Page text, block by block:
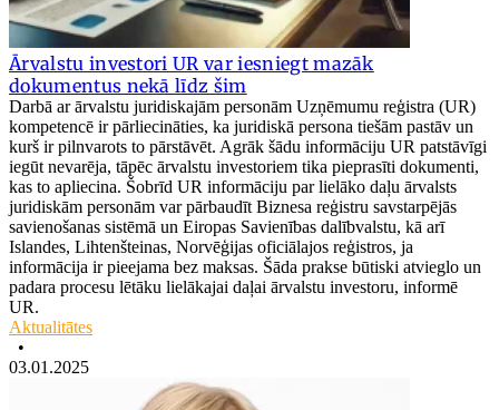
Ārvalstu investori UR var iesniegt mazāk
dokumentus nekā līdz šim
Darbā ar ārvalstu juridiskajām personām Uzņēmumu reģistra (UR)
kompetencē ir pārliecināties, ka juridiskā persona tiešām pastāv un
kurš ir pilnvarots to pārstāvēt. Agrāk šādu informāciju UR patstāvīgi
iegūt nevarēja, tāpēc ārvalstu investoriem tika pieprasīti dokumenti,
kas to apliecina. Šobrīd UR informāciju par lielāko daļu ārvalsts
juridiskām personām var pārbaudīt Biznesa reģistru savstarpējās
savienošanas sistēmā un Eiropas Savienības dalībvalstu, kā arī
Islandes, Lihtenšteinas, Norvēģijas oficiālajos reģistros, ja
informācija ir pieejama bez maksas. Šāda prakse būtiski atvieglo un
padara procesu lētāku lielākajai daļai ārvalstu investoru, informē
UR.
Aktualitātes
•
03.01.2025